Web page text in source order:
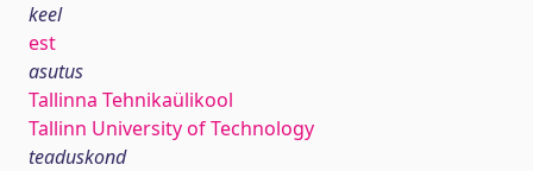
keel
est
asutus
Tallinna Tehnikaülikool
Tallinn University of Technology
teaduskond